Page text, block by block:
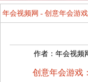
年会视频网 - 创意年会游
作者：年会视频
创意年会游戏